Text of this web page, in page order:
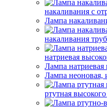
накаливания с
Лампа
накаливания
натриевая
Лампа натриевая
Лампа неоновая,
ртутная